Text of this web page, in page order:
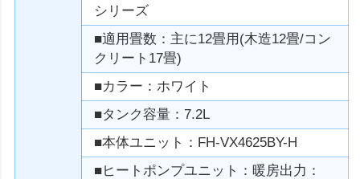
シリーズ
■適用畳数：主に12畳用(木造12畳/コン
クリート17畳)
■カラー：ホワイト
■タンク容量：7.2L
■本体ユニット：FH-VX4625BY-H
■ヒートポンプユニット：暖房出力：